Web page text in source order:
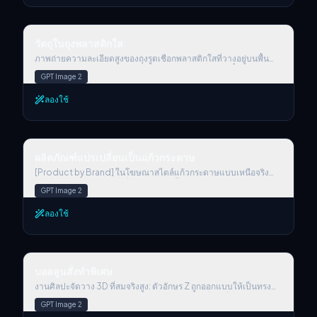
วัตถุในถุงพลาสติกใส
ภาพถ่ายความละเอียดสูงของถุงรูดเชือกพลาสติกใสที่วางอยู่บนพื้น
หลังสีเทาอ่อน ภายในถุงมีฟิกเกอร์ 3D [subject] ขนาดจิ๋วหลายตัวจัด
เรียงอย่างเป็นระเบียบ ถุงผูกด้วยริบบิ้นสีขาวนุ่มและมีป้ายแท็กสีดำที่
เขียนว่า ‘[LABEL TEXT]’ แสงนุ่มและเงาที่สะอาดช่วยเน้นพื้นผิวและ
รายละเอียดที่สมจริง
GPT Image 2
ลองใช้
ผลิตภัณฑ์แปรเปลี่ยนเป็นแก้วกระดาษ
[Product by Brand] ในโฆษณาสไตล์แก้วกระดาษแบบเหนือจริง
และมินิมอล ผลิตภัณฑ์อยู่กึ่งกลาง สร้างขึ้นจากวัสดุแก้วกระดาษฝ้า
โปร่งแสง วางบนพื้นหลังสีขาวสะอาดหรือโทนอ่อนนุ่ม แสงแบบ
ภาพยนตร์ที่นุ่มนวลสร้างคอนทราสต์อ่อนโยนและเงาโดยรอบ ใช้สี
ประจำแบรนด์เพียงหนึ่งสีให้มีปฏิสัมพันธ์กับฉากอย่างแนบเนียนผ่าน
เรืองแสง หรือพิมพ์อย่างประณีต อัตราส่วนแนวตั้งหรือสี่เหลี่ยมจัตุรัส
GPT Image 2
ลองใช้
บอลลูนสั่งทำพิเศษ
งานศิลปะจัดวาง 3D ที่สมจริงสูง: ตัวอักษร Z ถูกออกแบบให้เป็นทรง
บอลลูนเป่าลม โดยรูปทรงรวมคล้ายเส้นทาง "Z" ที่โค้งลื่น ประกอบด้วย
เส้นทแยงสองเส้นและรอยพับคมหนึ่งจุด ขอบมีการม้วนเล็กน้อย ให้
GPT Image 2